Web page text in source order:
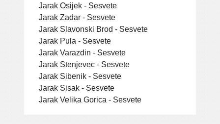
Jarak Osijek - Sesvete
Jarak Zadar - Sesvete
Jarak Slavonski Brod - Sesvete
Jarak Pula - Sesvete
Jarak Varazdin - Sesvete
Jarak Stenjevec - Sesvete
Jarak Sibenik - Sesvete
Jarak Sisak - Sesvete
Jarak Velika Gorica - Sesvete